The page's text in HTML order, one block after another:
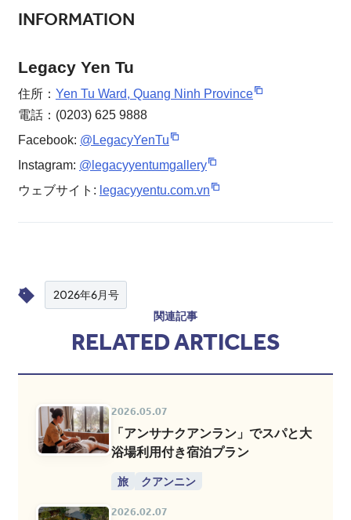
INFORMATION
Legacy Yen Tu
住所： Yen Tu Ward, Quang Ninh Province
電話：(0203) 625 9888
Facebook: @LegacyYenTu
Instagram: @legacyyentumgallery
ウェブサイト: legacyyentu.com.vn
2026年6月号
関連記事
RELATED ARTICLES
2026.05.07
「アンサナクアンラン」でスパと大
浴場利用付き宿泊プラン
旅 クアンニン
2026.02.07